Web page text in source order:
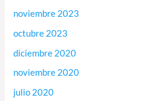
noviembre 2023
octubre 2023
diciembre 2020
noviembre 2020
julio 2020